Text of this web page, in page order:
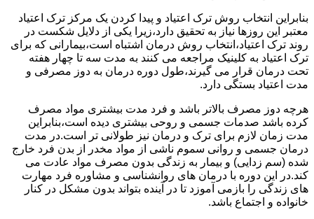
بنابراین انتخاب روش ترک اعتیاد و پیدا کردن یک مرکز ترک اعتیاد
معتبر این روزها نیاز به تحقیق دارد،زیرا یکی از دلایل شکست در
روند ترک اعتیاد،انتخاب روش درمان اشتباه است،بیمارانی که برای
ترک اعتیاد به کلینیک مراجعه می کنند به مدت سه تا چهار هفته
تحت درمان قرار می گیرند،طول دوره درمان به دوز مصرفی و
مدت اعتیاد بستگی دارد.
هرچه دوز مصرف بالاتر باشد و فرد مدت بیشتری مواد مصرف
کرده باشد صدمات جسمی و روحی بیشتری دیده است،بنابراین
مدت زمان لازم برای ترک و درمان نیز طولانی تر است.در مدت
درمان جسمی و روانی سموم ناشی از مواد مخدر از بدن فرد خارج
شده (سم زدایی) و بیمار به زندگی بدون مصرف مواد عادت می
کند.در این دوره با درمان های روانشناسی و مشاوره فرد مهارت
های زندگی را بازمی آموزد تا در آینده بتواند بدون مشکل در کنار
خانواده و اجتماع باشد.